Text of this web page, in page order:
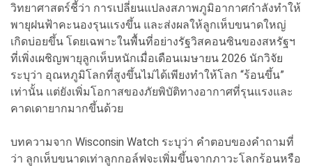
วิทยาศาสตร์ชี้ว่า การเปลี่ยนแปลงสภาพภูมิอากาศกำลังทำให้
พายุฝนฟ้าคะนองรุนแรงขึ้น และส่งผลให้ลูกเห็บขนาดใหญ่
เกิดบ่อยขึ้น โดยเฉพาะในพื้นที่อย่างรัฐวิสคอนซินของสหรัฐฯ
ที่เพิ่งเผชิญพายุลูกเห็บหนักเมื่อเดือนเมษายน 2026 นักวิจัย
ระบุว่า อุณหภูมิโลกที่สูงขึ้นไม่ได้เพียงทำให้โลก “ร้อนขึ้น”
เท่านั้น แต่ยังเพิ่มโอกาสของภัยพิบัติทางอากาศที่รุนแรงและ
คาดเดายากมากขึ้นด้วย
บทความจาก Wisconsin Watch ระบุว่า คำตอบของคำถามที่
ว่า ลูกเห็บขนาดเท่าลูกกอล์ฟจะเพิ่มขึ้นจากภาวะโลกร้อนหรือ